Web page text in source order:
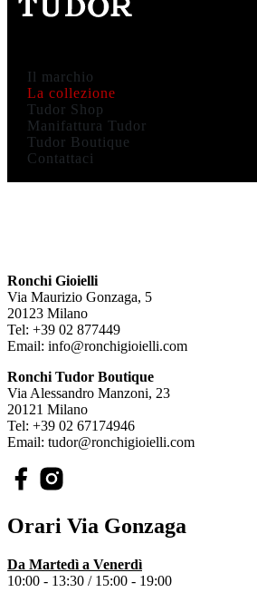
Il marchio
La collezione
Tudor Shop
Manifattura Tudor
Tudor Boutique
Contattaci
Ronchi Gioielli
Via Maurizio Gonzaga, 5
20123 Milano
Tel: +39 02 877449
Email: info@ronchigioielli.com
Ronchi Tudor Boutique
Via Alessandro Manzoni, 23
20121 Milano
Tel: +39 02 67174946
Email: tudor@ronchigioielli.com
Orari Via Gonzaga
Da Martedì a Venerdì
10:00 - 13:30 / 15:00 - 19:00